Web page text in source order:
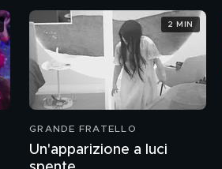
GRANDE FRATELLO
Un'apparizione a luci
2 MIN